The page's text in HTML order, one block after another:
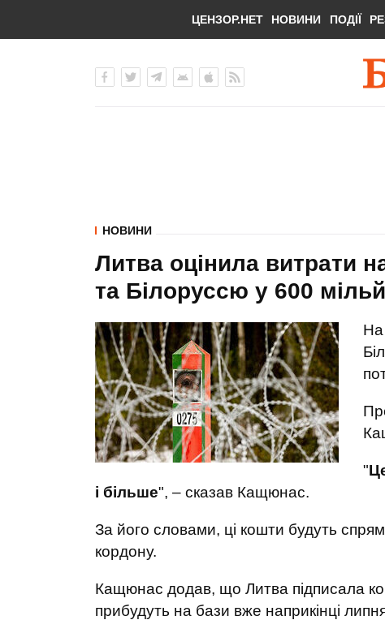
ЦЕНЗОР.НЕТ НОВИНИ ПОДІЇ
НОВИНИ
Литва оцінила витрати
та Білоруссю у 600
На
"
і більше", – сказав Кащюнас.
За його словами, ці кошти будуть
кордону.
Кащюнас додав, що Литва підписала
прибудуть на бази вже наприкінці